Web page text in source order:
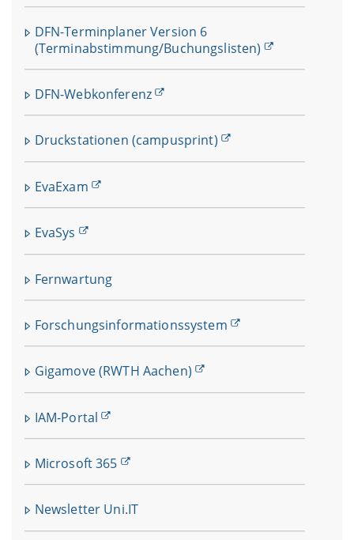
DFN-Terminplaner Version 6
(Terminabstimmung/Buchungslisten)
DFN-Webkonferenz
Druckstationen (campusprint)
EvaExam
EvaSys
Fernwartung
Forschungsinformationssystem
Gigamove (RWTH Aachen)
IAM-Portal
Microsoft 365
Newsletter Uni.IT